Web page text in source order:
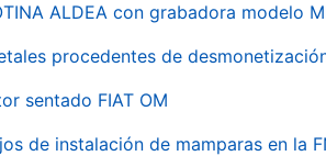
ALDEA con grabadora modelo
procedentes de
sentado FIAT OM
de instalación de mamparas en la